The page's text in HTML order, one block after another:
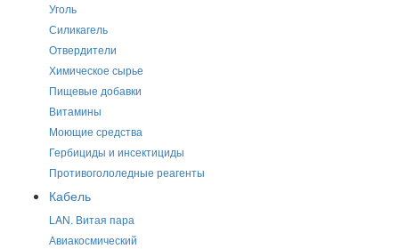
Уголь
Силикагель
Отвердители
Химическое сырье
Пищевые добавки
Витамины
Моющие средства
Гербициды и инсектициды
Противогололедные реагенты
Кабель
LAN. Витая пара
Авиакосмический